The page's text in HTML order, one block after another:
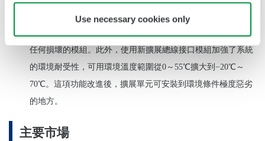
Use necessary cookies only
SCADA和其他方法，可以掌握擴展單元中各模組的運行狀態，
快速檢測故障，還可以在不關閉FCN-500控制器的情況下更換
任何損壞的模組。此外，使用新擴展總線接口模組加強了系統
的環境耐受性，可用環境溫度範圍從0～55℃擴大到 −20℃～
70℃。這項功能改進後，擴展單元可安裝到環境條件極度惡劣
的地方。
主要市場